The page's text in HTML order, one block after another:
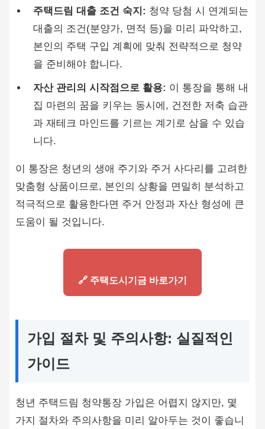
주택드림 대출 조건 숙지: 청약 당첨 시 연계되는
대출의 조건(분양가, 면적 등)을 미리 파악하고,
본인의 주택 구입 계획에 맞춰 전략적으로 청약
을 준비해야 합니다.
자산 관리의 시작점으로 활용: 이 통장을 통해 내
집 마련의 꿈을 키우는 동시에, 건전한 저축 습관
과 재테크 마인드를 기르는 계기로 삼을 수 있습
니다.
이 통장은 청년의 생애 주기와 주거 사다리를 고려한
맞춤형 상품이므로, 본인의 상황을 면밀히 분석하고
적극적으로 활용한다면 주거 안정과 자산 형성에 큰
도움이 될 것입니다.
🔗 주택도시기금 바로가기
가입 절차 및 주의사항: 실질적인
가이드
청년 주택드림 청약통장 가입은 어렵지 않지만, 몇
가지 절차와 주의사항을 미리 알아두는 것이 좋습니